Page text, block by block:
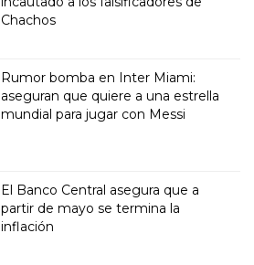
Chachos
Rumor bomba en Inter Miami:
aseguran que quiere a una estrella
mundial para jugar con Messi
El Banco Central asegura que a
partir de mayo se termina la
inflación